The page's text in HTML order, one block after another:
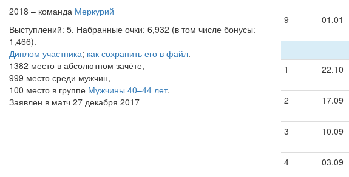
2018 – команда Меркурий
Выступлений: 5. Набранные очки: 6,932 (в том числе бонусы:
1,466).
Диплом участника; как сохранить его в файл.
1382 место в абсолютном зачёте,
999 место среди мужчин,
100 место в группе Мужчины 40–44 лет.
Заявлен в матч 27 декабря 2017
9 01.01
1
22.10
2 17.09
3 10.09
4 03.09